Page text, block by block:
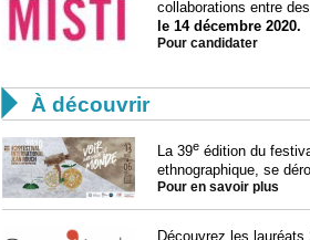
collaborations entre
le 14 décembre 2020.
Pour candidater
 À découvrir
La 39e édition du
ethnographique, se
Pour en savoir plus
Découvrez les